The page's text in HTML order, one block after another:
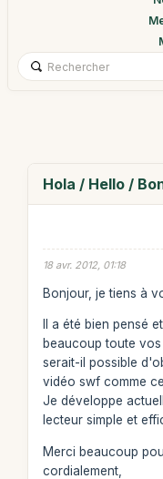
Hola / Hello /
18 avr. 2012, 01:18
Bonjour, je tiens à
Il a été bien pensé
beaucoup toute vos
serait-il possible
vidéo swf comme
Je développe
lecteur simple et
Merci beaucoup
cordialement,